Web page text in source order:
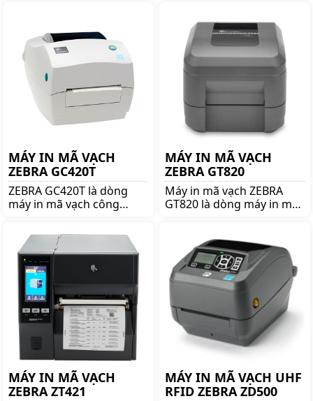
giá tốt lên ngay
shoppos.vn
Zebra ZD620D chính hãng
giá tốt lên ngay
shoppos.vn
MÁY IN MÃ VẠCH
ZEBRA GC420T
ZEBRA GC420T là dòng
máy in mã vạch công
hiệu ZEBRA. Mua ZEBRA
GC420T lên ngay
shoppos.vn để nhận được
nhiều ưu đãi và giá tốt!!
MÁY IN MÃ VẠCH
ZEBRA GT820
Máy in mã vạch ZEBRA
GT820 là dòng máy in mã
GT820 lên ngay
shoppos.vn để nhận được
nhiều ưu đãi và giá tốt!!
MÁY IN MÃ VẠCH
ZEBRA ZT421
MÁY IN MÃ VẠCH UHF
RFID ZEBRA ZD500